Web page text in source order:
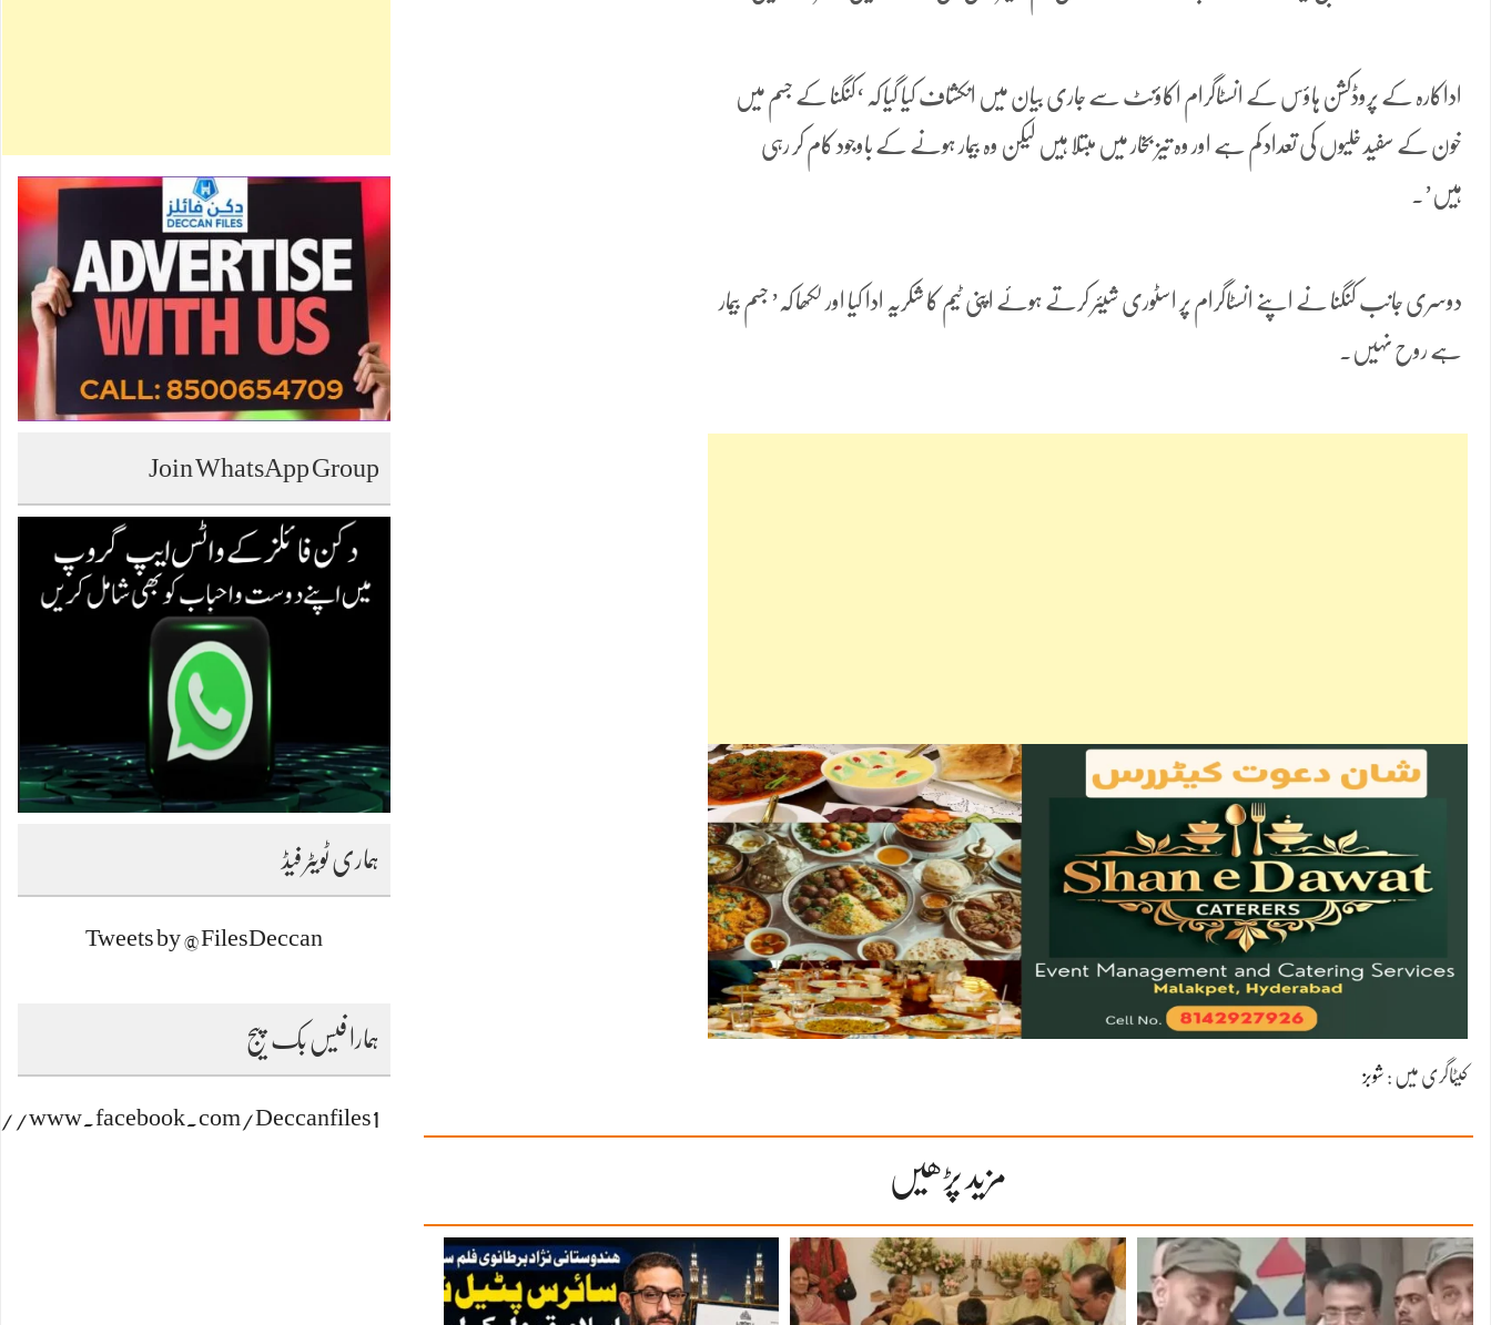
اداکارہ کے پروڈکشن ہاؤس کے انسٹاگرام اکاؤنٹ سے جاری بیان میں انکشاف کیا گیا کہ ‘کنگنا کے جسم میں
خون کے سفید خلیوں کی تعداد کم ہے اور وہ تیز بخار میں مبتلا ہیں لیکن وہ بیمار ہونے کے باوجود کام کر رہی
ہیں’۔
دوسری جانب کنگنا نے اپنے انسٹاگرام پر اسٹوری شیئر کرتے ہوئے اپنی ٹیم کا شکریہ ادا کیا اور لکھا کہ’ جسم بیمار
ہے روح نہیں۔
کیٹاگری میں : شوبز
مزید پڑھیں
Join WhatsApp Group
ہماری ٹویٹر فیڈ
Tweets by @FilesDeccan
ہمارا فیس بک پیج
www.facebook.com/Deccanfiles1